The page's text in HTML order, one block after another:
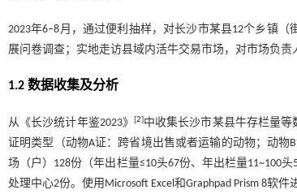
2023年6‒8月，通过便利抽样，对长沙市某县12个乡镇
展问卷调查；实地走访县域内活牛交易市场，对市场负
1.2 数据收集及分析
从《长沙统计年鉴2023》 [2]中收集长沙市某县牛存栏量等
证明类型（动物A证：跨省境出售或者运输的动物；动
场（户）128份（年出栏量≤10头67份、年出栏量11~100
处理中心2份。使用Microsoft Excel和Graphpad Prism 8软件